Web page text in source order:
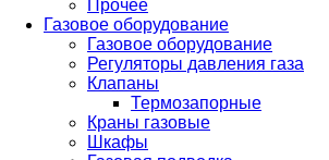
Прочее
Газовое оборудование
Газовое оборудование
Регуляторы давления газа
Клапаны
Термозапорные
Краны газовые
Шкафы